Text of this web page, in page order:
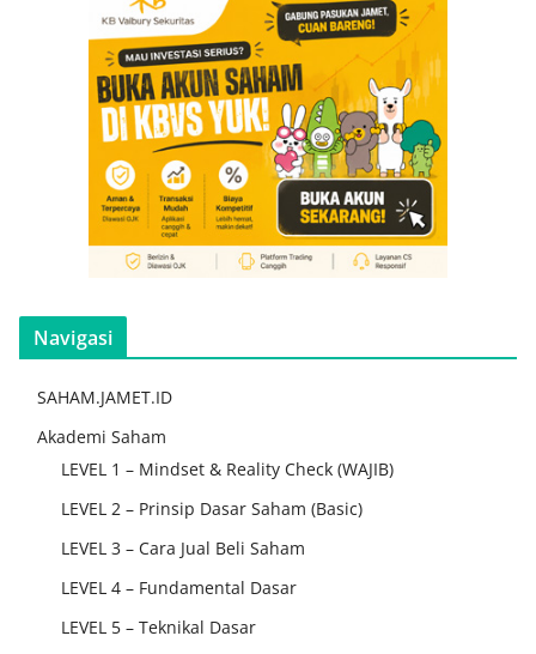
Navigasi
SAHAM.JAMET.ID
Akademi Saham
LEVEL 1 – Mindset & Reality Check (WAJIB)
LEVEL 2 – Prinsip Dasar Saham (Basic)
LEVEL 3 – Cara Jual Beli Saham
LEVEL 4 – Fundamental Dasar
LEVEL 5 – Teknikal Dasar